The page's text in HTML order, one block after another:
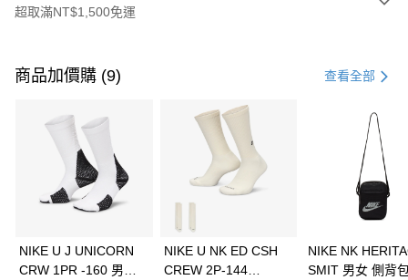
超取滿NT$1,500免運
信用卡一次付款
3 期 0 利率 每期 21家銀行
合作金庫商業銀行
第一商業銀行
華南商業銀行
彰化商業銀行
上海商業儲蓄銀行
Apple Pay
全盈+PAY
商品加價購 (9) 查看全部
NIKE U J UNICORN
CRW 1PR -160 男女
NIKE U NK ED CSH
CREW 2P-144
NIKE NK
SMIT 男女 側背